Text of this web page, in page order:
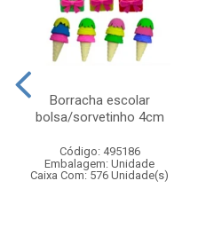
Borracha escolar
bolsa/sorvetinho 4cm
Código: 495186
Embalagem: Unidade
Caixa Com: 576 Unidade(s)